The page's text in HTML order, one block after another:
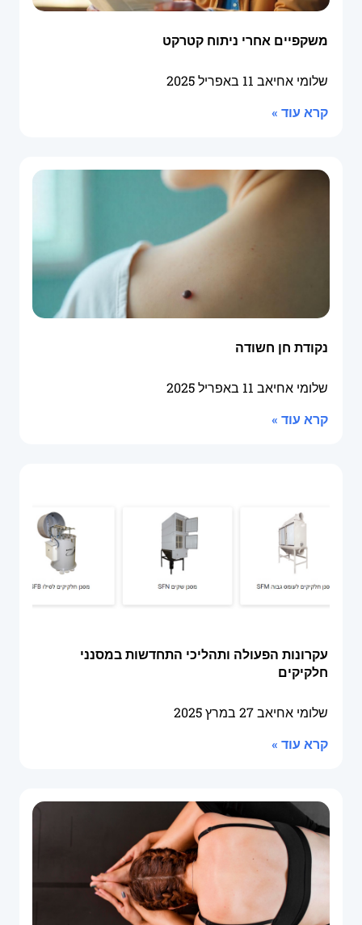
משקפיים אחרי ניתוח קטרקט
שלומי אחיאב 11 באפריל 2025
קרא עוד »
נקודת חן חשודה
שלומי אחיאב 11 באפריל 2025
קרא עוד »
עקרונות הפעולה ותהליכי התחדשות במסנני
חלקיקים
שלומי אחיאב27 במרץ 2025
קרא עוד »